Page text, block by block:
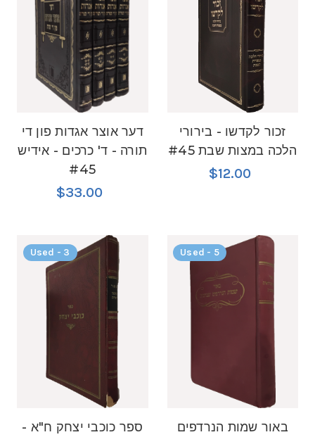
דער אוצר אגדות פון די
תורה - ד' כרכים - אידיש
#45
$33.00
זכור לקדשו - בירורי
הלכה במצות שבת #45
$12.00
Used - 3
ספר כוכבי יצחק ח"א -
Used - 5
באור שמות הנרדפים